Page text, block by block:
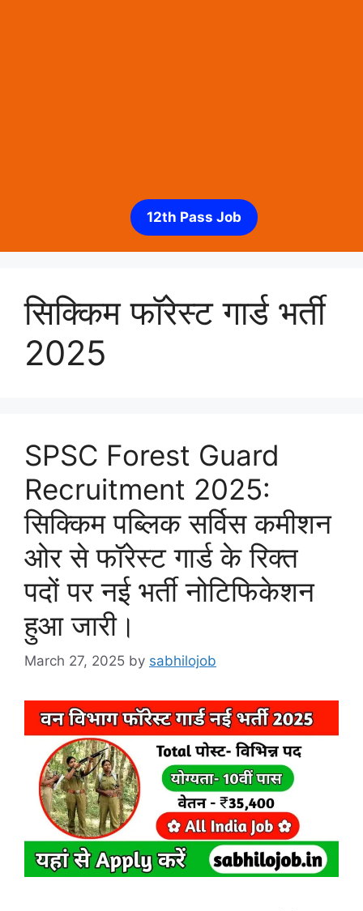
12th Pass Job
सिक्किम फॉरेस्ट गार्ड भर्ती
2025
SPSC Forest Guard
Recruitment 2025:
सिक्किम पब्लिक सर्विस कमीशन
ओर से फॉरेस्ट गार्ड के रिक्त
पदों पर नई भर्ती नोटिफिकेशन
हुआ जारी।
March 27, 2025 by sabhilojob